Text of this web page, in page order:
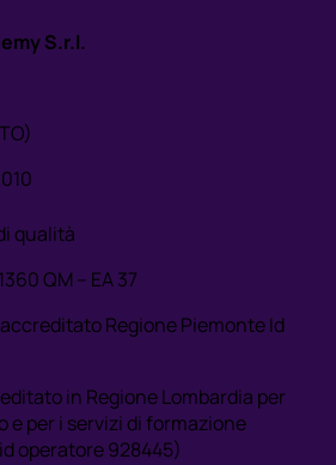
S.r.l.
qualità
QM – EA 37
Regione Piemonte Id
in Regione Lombardia per
e per i servizi di formazione
operatore 928445)